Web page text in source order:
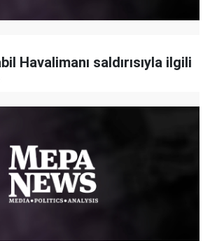
Havalimanı saldırısıyla ilgili